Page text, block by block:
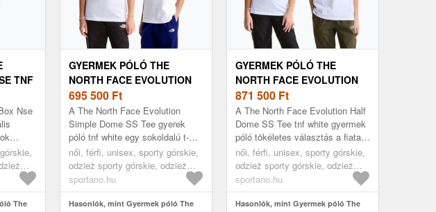
TNF
Nse
fehér
The
GYERMEK PÓLÓ THE
NORTH FACE EVOLUTION
SIMPLE DOME SS TEE TNF
WHITE (EVOLUTION SIMPLE
DOME NF0A8F9ZFN41)
695 500 Ft
A The North Face Evolution
Simple Dome SS Tee gyerek
póló tnf white egy sokoldalú t-
shirt, ami ideális különböző
tevékenységekre. Pamut és
poliészt...
női, férfi, unisex, sporty górskie,
odzież sporty górskie, odzież
sporty górskie koszulka, fehér
sportano.hu
Hasonlók, mint Gyermek póló The
GYERMEK PÓLÓ THE
NORTH FACE EVOLUTION
HALF DOME SS TEE TNF
WHITE (EVOLUTION HALF
DOME NF0A8CZ8FN41)
871 500 Ft
A The North Face Evolution Half
Dome SS Tee tnf white gyermek
póló tökéletes választás a fiatal
kalandorok számára. Magas
minőségű pamutból készült...
női, férfi, unisex, sporty górskie,
odzież sporty górskie, odzież
sporty górskie koszulka, fehér
sportano.hu
Hasonlók, mint Gyermek póló The